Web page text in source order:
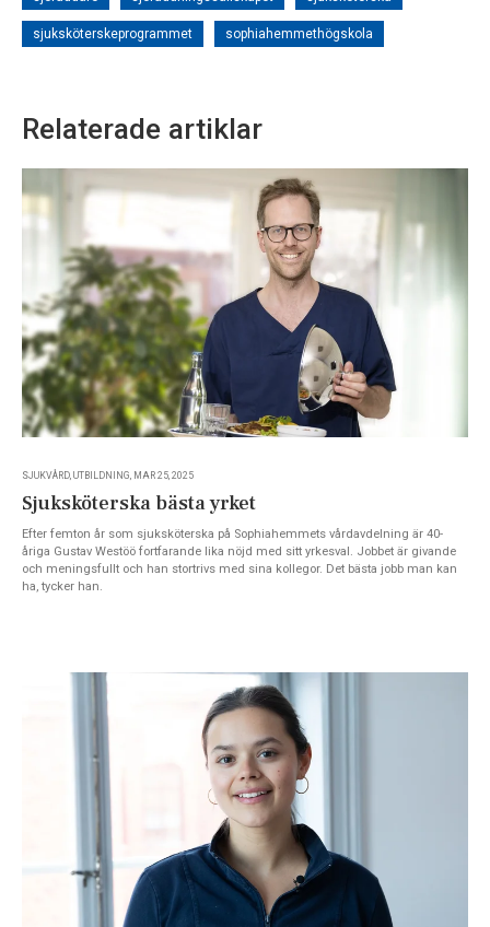
sjuksköterskeprogrammet sophiahemmethögskola
Relaterade artiklar
SJUKVÅRD, UTBILDNING, MAR 25, 2025
Sjuksköterska bästa yrket
Efter femton år som sjuksköterska på Sophiahemmets vårdavdelning är 40-
åriga Gustav Westöö fortfarande lika nöjd med sitt yrkesval. Jobbet är givande
och meningsfullt och han stortrivs med sina kollegor. Det bästa jobb man kan
ha, tycker han.